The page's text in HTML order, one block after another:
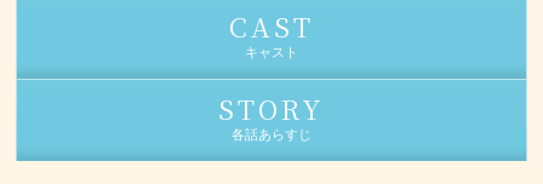
CAST
キャスト
STORY
各話あらすじ